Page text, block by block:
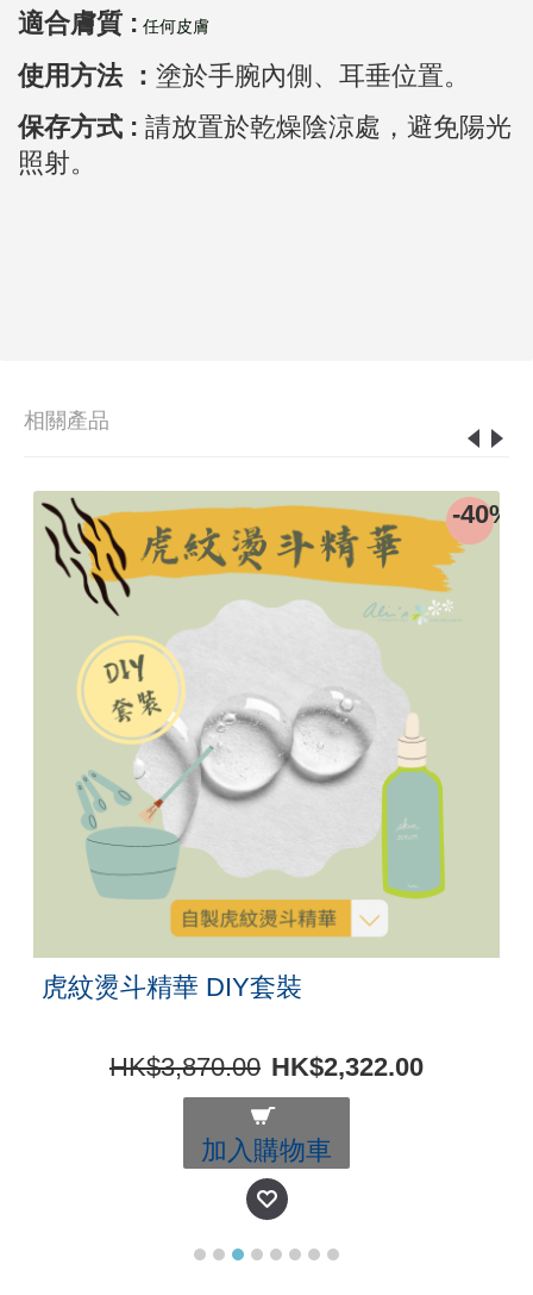
適合膚質 : 任何皮膚
使用方法 ： 塗於手腕內側、耳垂位置。
保存方式 : 請放置於乾燥陰涼處，避免陽光
照射。
相關產品
-40%
虎紋燙斗精華 DIY套裝
HK$3,870.00 HK$2,322.00
加入購物車